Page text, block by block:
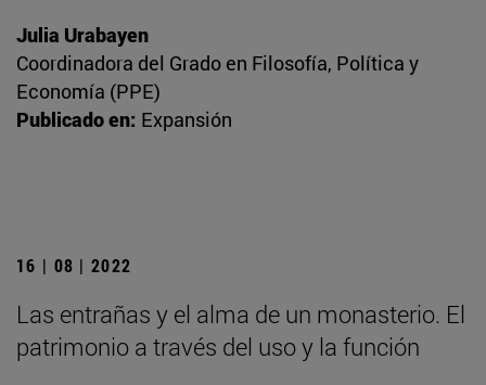
Julia Urabayen
Coordinadora del Grado en Filosofía, Política y
Economía (PPE)
Publicado en: Expansión
16 | 08 | 2022
Las entrañas y el alma de un monasterio. El
patrimonio a través del uso y la función